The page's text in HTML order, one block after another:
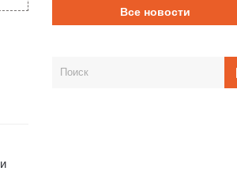
Все новости